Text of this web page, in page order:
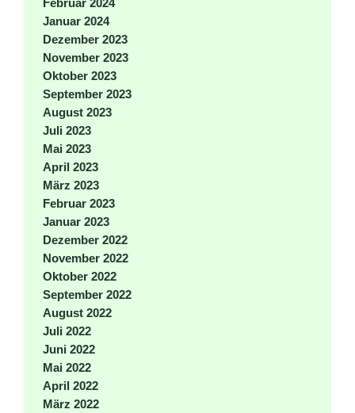
Januar 2024
Dezember 2023
November 2023
Oktober 2023
September 2023
August 2023
Juli 2023
Mai 2023
April 2023
März 2023
Februar 2023
Januar 2023
Dezember 2022
November 2022
Oktober 2022
September 2022
August 2022
Juli 2022
Juni 2022
Mai 2022
April 2022
März 2022